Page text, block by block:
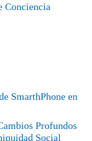
Conciencia
SmarthPhone en
Profundos
Social